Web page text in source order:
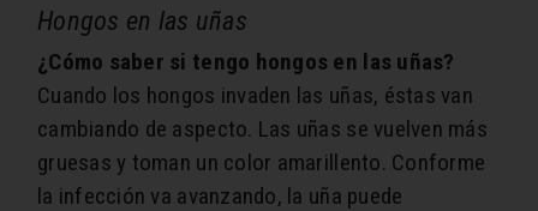
Hongos en las uñas
¿Cómo saber si tengo hongos en las uñas?
Cuando los hongos invaden las uñas, éstas van
cambiando de aspecto. Las uñas se vuelven más
gruesas y toman un color amarillento. Conforme
la infección va avanzando, la uña puede